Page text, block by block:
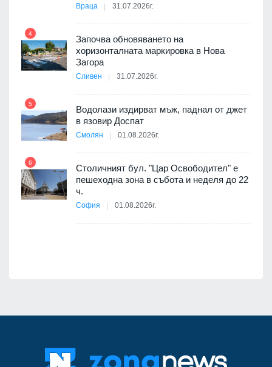
Враца 31.07.2026г.
4
Започва обновяването на
хоризонталната маркировка в Нова
Загора
Сливен 31.07.2026г.
5
Водолази издирват мъж, паднал от джет
в язовир Доспат
Смолян 01.08.2026г.
6
Столичният бул. "Цар Освободител" е
пешеходна зона в събота и неделя до 22
ч.
София 01.08.2026г.